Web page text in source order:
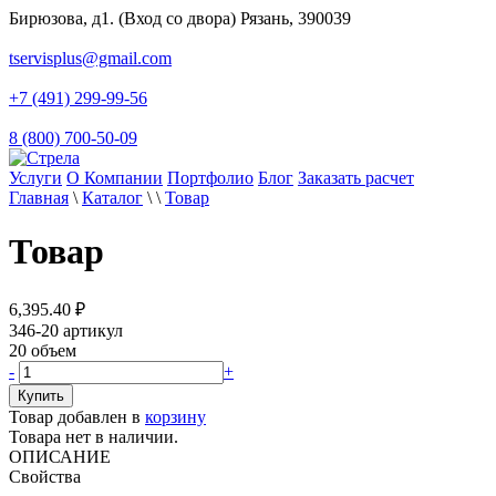
Бирюзова, д1. (Вход со двора) Рязань, 390039
tservisplus@gmail.com
+7 (491) 299-99-56
8 (800) 700-50-09
Услуги О Компании Портфолио Блог Заказать расчет
Главная \ Каталог \ \ Товар
Товар
6,395.40 ₽
346-20 артикул
20 объем
-
+
Товар добавлен в корзину
Товара нет в наличии.
ОПИСАНИЕ
Свойства